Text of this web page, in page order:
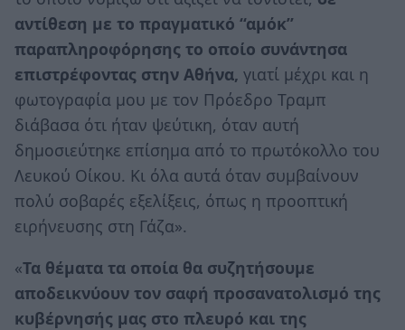
αντίθεση με το πραγματικό “αμόκ”
παραπληροφόρησης το οποίο συνάντησα
επιστρέφοντας στην Αθήνα, γιατί μέχρι και η
φωτογραφία μου με τον Πρόεδρο Τραμπ
διάβασα ότι ήταν ψεύτικη, όταν αυτή
δημοσιεύτηκε επίσημα από το πρωτόκολλο του
Λευκού Οίκου. Κι όλα αυτά όταν συμβαίνουν
πολύ σοβαρές εξελίξεις, όπως η προοπτική
ειρήνευσης στη Γάζα».
«Τα θέματα τα οποία θα συζητήσουμε
αποδεικνύουν τον σαφή προσανατολισμό της
κυβέρνησής μας στο πλευρό και της